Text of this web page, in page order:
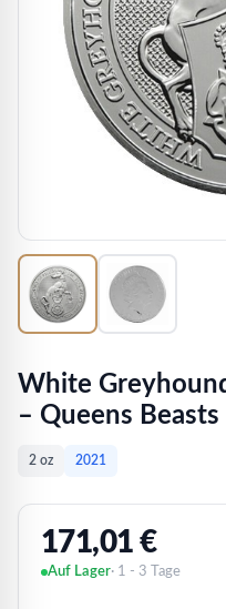
White
– Queens
2 oz 2021
171,01€
Auf Lager· 1 - 3 Tage